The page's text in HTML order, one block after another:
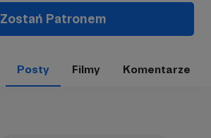
Zostań Patronem
Posty Filmy Komentarze